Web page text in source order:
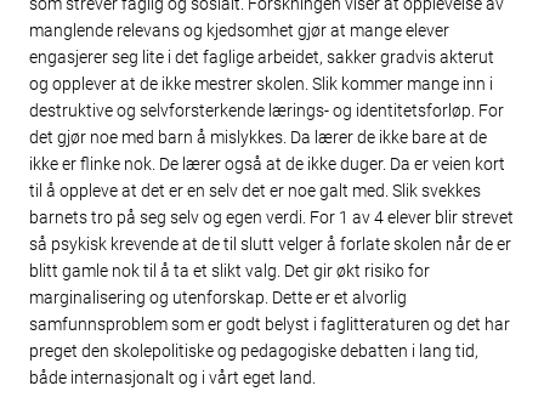
manglende relevans og kjedsomhet gjør at mange elever
engasjerer seg lite i det faglige arbeidet, sakker gradvis akterut
og opplever at de ikke mestrer skolen. Slik kommer mange inn i
destruktive og selvforsterkende lærings- og identitetsforløp. For
det gjør noe med barn å mislykkes. Da lærer de ikke bare at de
ikke er flinke nok. De lærer også at de ikke duger. Da er veien kort
til å oppleve at det er en selv det er noe galt med. Slik svekkes
barnets tro på seg selv og egen verdi. For 1 av 4 elever blir strevet
så psykisk krevende at de til slutt velger å forlate skolen når de er
blitt gamle nok til å ta et slikt valg. Det gir økt risiko for
marginalisering og utenforskap. Dette er et alvorlig
samfunnsproblem som er godt belyst i faglitteraturen og det har
preget den skolepolitiske og peda­gogiske debatten i lang tid,
både internasjonalt og i vårt eget land.